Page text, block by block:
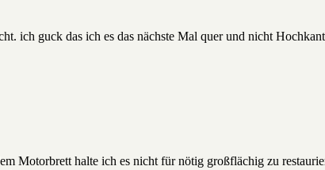
ich guck das ich es das nächste Mal quer und nicht
Motorbrett halte ich es nicht für nötig großflächig zu